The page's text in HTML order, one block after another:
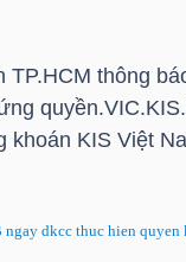
thông
khoán KIS Việt
dkcc thuc hien quyen